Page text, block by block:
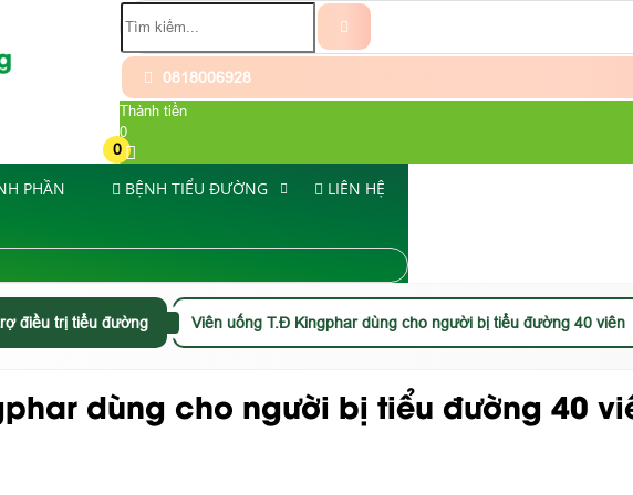
0818006928
Thành tiền
0
0
PHẦN BỆNH TIỂU ĐƯỜNG LIÊN HỆ
điều trị tiểu đường Viên uống T.Đ Kingphar dùng cho người bị tiểu đường 40 viên
dùng cho người bị tiểu đường 40